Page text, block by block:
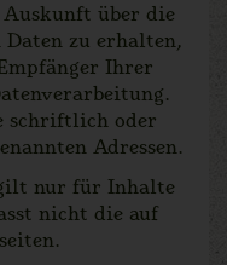
Auskunft über die
Daten zu erhalten,
Ihrer
schriftlich oder
Adressen.
nur für Inhalte
nicht die auf